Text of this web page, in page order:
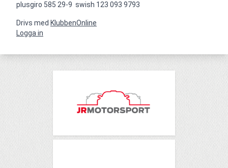
plusgiro 585 29-9  swish 123 093 9793
Drivs med KlubbenOnline
Logga in